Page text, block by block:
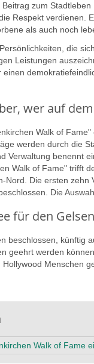
zum
Respekt verdienen.
als auch noch
die
Leistungen
wer auf
Walk of
werden durch die
Verwaltung benennt
Walk of Fame" trifft
Nord. Die ersten
Die
für den
beschlossen, künftig
geehrt werden
Menschen
Walk of Fame